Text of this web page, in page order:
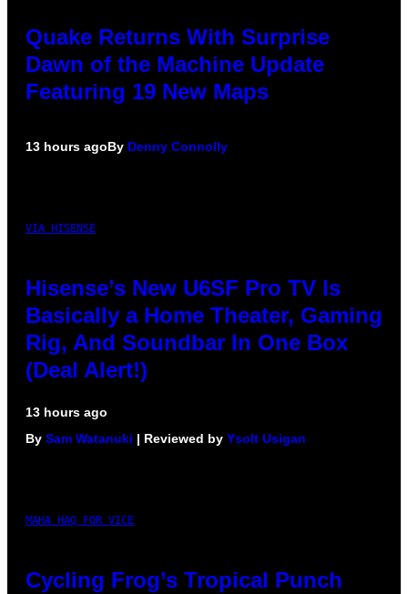
Quake Returns With Surprise
Dawn of the Machine Update
Featuring 19 New Maps
13 hours agoBy Denny Connolly
VIA HISENSE
Hisense’s New U6SF Pro TV Is
Basically a Home Theater, Gaming
Rig, And Soundbar In One Box
(Deal Alert!)
13 hours ago
By Sam Watanuki | Reviewed by Ysolt Usigan
MAHA HAQ FOR VICE
Cycling Frog’s Tropical Punch